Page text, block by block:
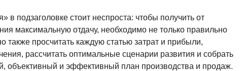
в подзаголовке стоит неспроста: чтобы получить от
максимальную отдачу, необходимо не только правильно
также просчитать каждую статью затрат и прибыли,
рассчитать оптимальные сценарии развития и собрать
объективный и эффективный план производства и продаж.